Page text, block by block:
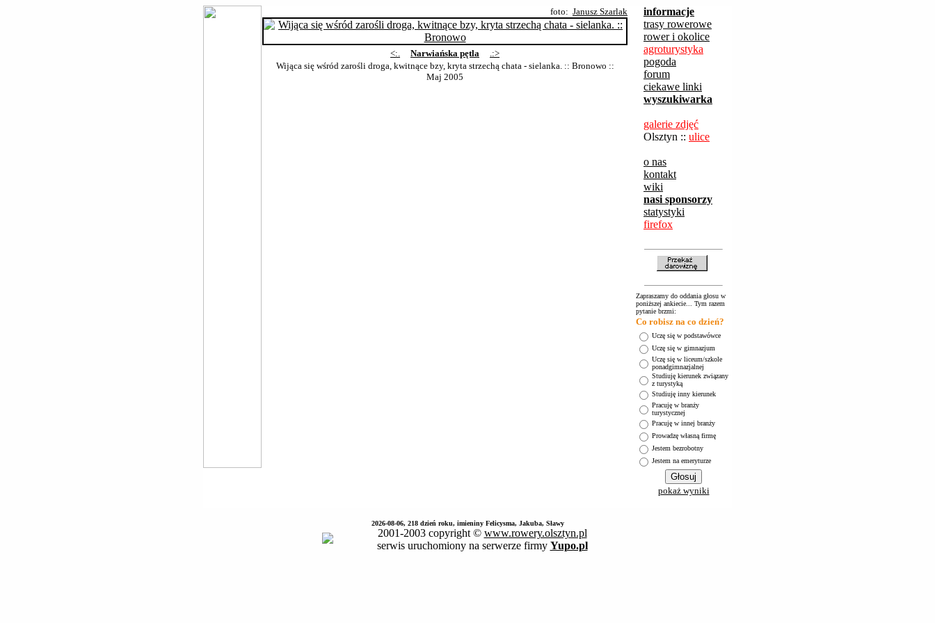
foto: Janusz Szarlak
<:. Narwiańska pętla
.:>
Wijąca się wśród zarośli droga, kwitnące bzy, kryta strzechą chata - sielanka. :: Bronowo ::
Maj 2005
informacje
trasy rowerowe
rower i okolice
agroturystyka
pogoda
forum
ciekawe linki
wyszukiwarka
galerie zdjęć
Olsztyn :: ulice
o nas
kontakt
wiki
nasi sponsorzy
statystyki
firefox
Zapraszamy do oddania głosu w
poniższej ankiecie... Tym razem
pytanie brzmi:
Co robisz na co dzień?
Uczę się w podstawówce
Uczę się w gimnazjum
Uczę się w liceum/szkole
ponadgimnazjalnej
Studiuję kierunek związany
z turystyką
Studiuję inny kierunek
Pracuję w branży
turystycznej
Pracuję w innej branży
Prowadzę własną firmę
Jestem bezrobotny
Jestem na emeryturze
pokaż wyniki
2026-08-06, 218 dzień roku, imieniny Felicysma, Jakuba, Sławy
2001-2003 copyright © www.rowery.olsztyn.pl
serwis uruchomiony na serwerze firmy Yupo.pl